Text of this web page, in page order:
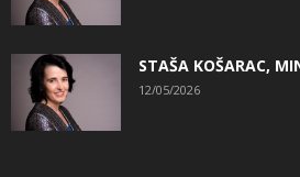
STAŠA KOŠARAC,
12/05/2026